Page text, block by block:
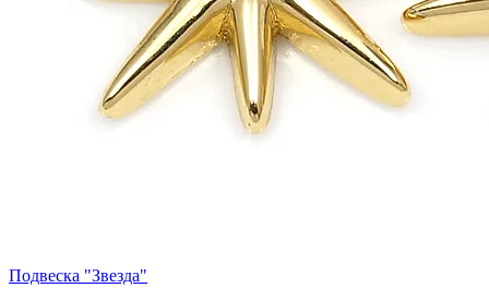
Подвеска "Звезда"